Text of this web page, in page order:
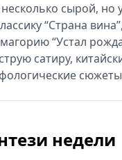
сырой,
“Страна
“Устал
сатиру,
недели